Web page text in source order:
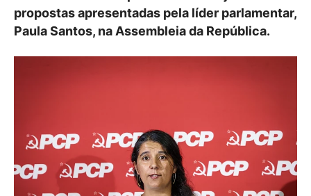
propostas apresentadas pela líder parlamentar,
Paula Santos, na Assembleia da República.